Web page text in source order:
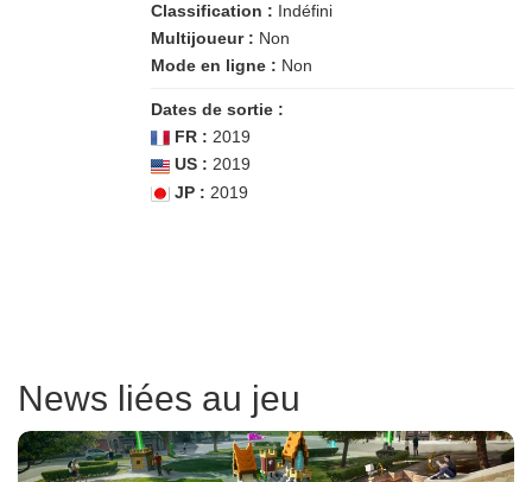
Classification : Indéfini
Multijoueur : Non
Mode en ligne : Non
Dates de sortie :
FR : 2019
US : 2019
JP : 2019
News liées au jeu